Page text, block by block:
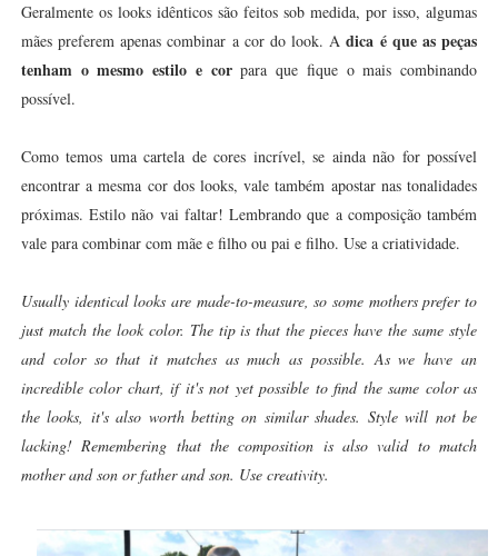
Geralmente os looks idênticos são feitos sob medida, por isso, algumas
mães preferem apenas combinar a cor do look. A dica é que as peças
tenham o mesmo estilo e corpara que fique o mais combinando
possível.
Como temos uma cartela de cores incrível, se ainda não for possível
encontrar a mesma cor dos looks, vale também apostar nas tonalidades
próximas. Estilo não vai faltar! Lembrando que a composição também
vale para combinar com mãe e filho ou pai e filho. Use a criatividade.
Usually identical looks are made-to-measure, so some mothers prefer to
just match the look color. The tip is that the pieces have the same style
and color so that it matches as much as possible. As we have an
incredible color chart, if it's not yet possible to find the same color as
the looks, it's also worth betting on similar shades. Style will not be
lacking! Remembering that the composition is also valid to match
mother and son or father and son. Use creativity.